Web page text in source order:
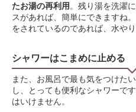
たお湯の再利用。残り湯を洗濯
スがあれば、簡単にできますね
をされているのであれば、水や
シャワーはこまめに止める
また、お風呂で最も気をつけた
し、とっても便利なシャワーで
はいけません。